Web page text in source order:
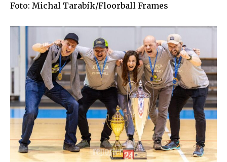
Foto: Michal Tarabík/Floorball Frames